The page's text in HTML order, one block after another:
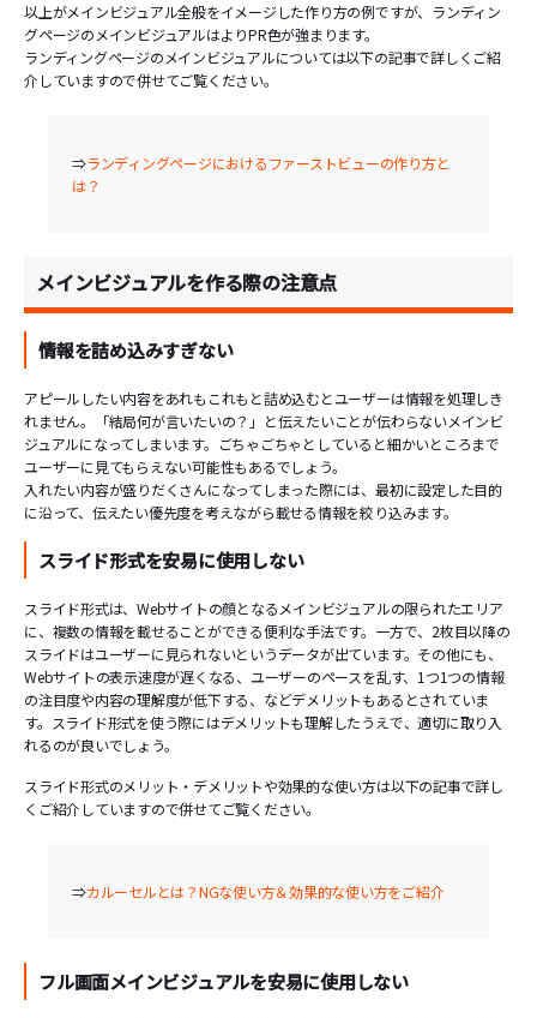
以上がメインビジュアル全般をイメージした作り方の例ですが、ランディン
グページのメインビジュアルはよりPR色が強まります。
ランディングページのメインビジュアルについては以下の記事で詳しくご紹
介していますので併せてご覧ください。
⇒ランディングページにおけるファーストビューの作り方と
は？
メインビジュアルを作る際の注意点
情報を詰め込みすぎない
アピールしたい内容をあれもこれもと詰め込むとユーザーは情報を処理しき
れません。「結局何が言いたいの？」と伝えたいことが伝わらないメインビ
ジュアルになってしまいます。ごちゃごちゃとしていると細かいところまで
ユーザーに見てもらえない可能性もあるでしょう。
入れたい内容が盛りだくさんになってしまった際には、最初に設定した目的
に沿って、伝えたい優先度を考えながら載せる情報を絞り込みます。
スライド形式を安易に使用しない
スライド形式は、Webサイトの顔となるメインビジュアルの限られたエリア
に、複数の情報を載せることができる便利な手法です。一方で、2枚目以降の
スライドはユーザーに見られないというデータが出ています。その他にも、
Webサイトの表示速度が遅くなる、ユーザーのペースを乱す、1つ1つの情報
の注目度や内容の理解度が低下する、などデメリットもあるとされていま
す。スライド形式を使う際にはデメリットも理解したうえで、適切に取り入
れるのが良いでしょう。
スライド形式のメリット・デメリットや効果的な使い方は以下の記事で詳し
くご紹介していますので併せてご覧ください。
⇒カルーセルとは？NGな使い方＆効果的な使い方をご紹介
フル画面メインビジュアルを安易に使用しない